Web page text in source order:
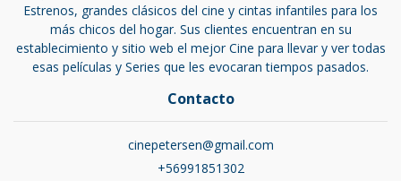
Estrenos, grandes clásicos del cine y cintas infantiles para los
más chicos del hogar. Sus clientes encuentran en su
establecimiento y sitio web el mejor Cine para llevar y ver todas
esas películas y Series que les evocaran tiempos pasados.
Contacto
cinepetersen@gmail.com
+56991851302